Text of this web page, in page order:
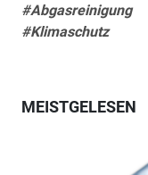
#Abgasreinigung
#Klimaschutz
MEISTGELESEN